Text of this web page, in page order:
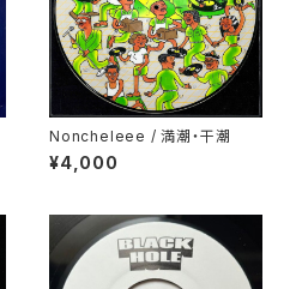
Noncheleee / 満潮・干潮
¥4,000